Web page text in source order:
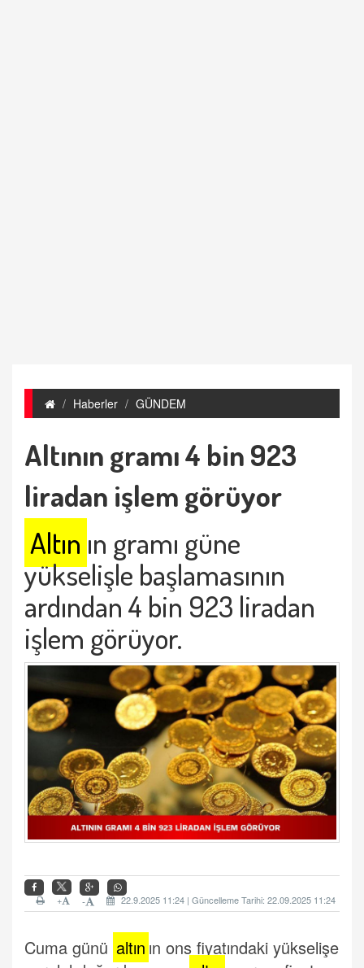
Haberler GÜNDEM
Altının gramı 4 bin 923
liradan işlem görüyor
Altın ın gramı güne
yükselişle başlamasının
ardından 4 bin 923 liradan
işlem görüyor.
22.9.2025 11:24 | Güncelleme Tarihi: 22.09.2025 11:24
-
+
Cuma günü altın ın ons fiyatındaki yükselişe